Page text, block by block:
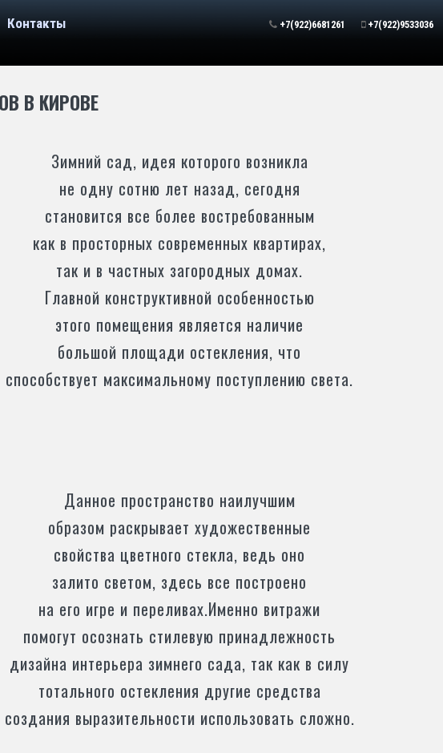
Контакты +7(922)6681261 +7(922)9533036
В КИРОВЕ
Зимний сад, идея которого возникла
не одну сотню лет назад, сегодня
становится все более востребованным
как в просторных современных квартирах,
так и в частных загородных домах.
Главной конструктивной особенностью
этого помещения является наличие
большой площади остекления, что
способствует максимальному поступлению света.
Данное пространство наилучшим
образом раскрывает художественные
свойства цветного стекла, ведь оно
залито светом, здесь все построено
на его игре и переливах.Именно витражи
помогут осознать стилевую принадлежность
дизайна интерьера зимнего сада, так как в силу
тотального остекления другие средства
создания выразительности использовать сложно.